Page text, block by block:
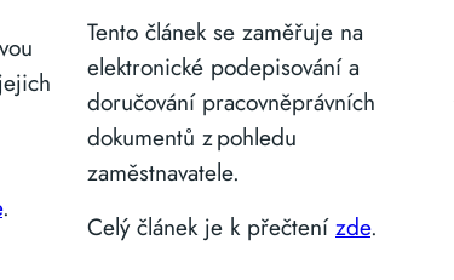
.
Tento článek se zaměřuje na
elektronické podepisování a
doručování pracovněprávních
dokumentů z pohledu
zaměstnavatele.
Celý článek je k přečtenízde.